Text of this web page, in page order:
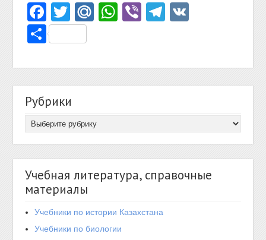
Facebook
TwitterMail.Ru
WhatsApp
ViberTelegram
Отправить
Рубрики
Учебная литература, справочные
материалы
Учебники по истории Казахстана
Учебники по биологии